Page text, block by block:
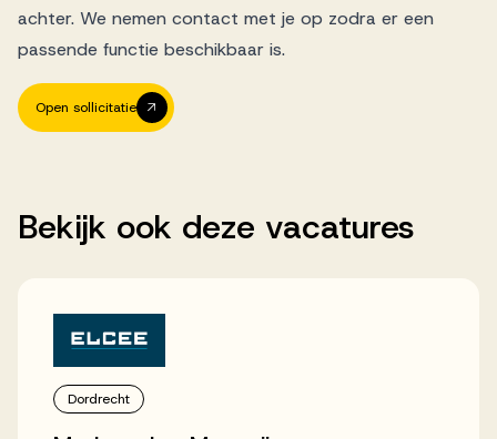
achter. We nemen contact met je op zodra er een
passende functie beschikbaar is.
Open sollicitatie
Bekijk ook deze vacatures
Dordrecht